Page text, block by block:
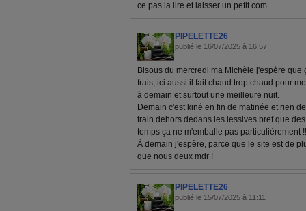
ce pas la lire et laisser un petit com
PIPELETTE26
publié le 16/07/2025 à 16:57
Bisous du mercredi ma Michèle j'espère que
frais, ici aussi il fait chaud trop chaud pour
à demain et surtout une meilleure nuit.
Demain c'est kiné en fin de matinée et rien
train dehors dedans les lessives bref que
temps ça ne m'emballe pas particulièrement
À demain j'espère, parce que le site est de
que nous deux mdr !
PIPELETTE26
publié le 15/07/2025 à 11:11